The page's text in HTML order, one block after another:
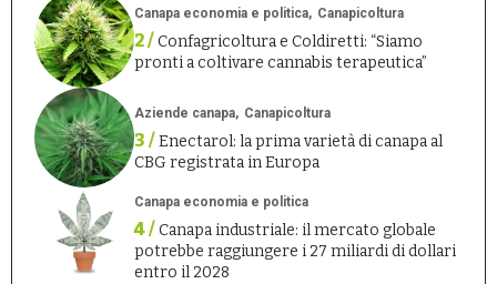
Canapa economia e politica Canapicoltura
2 /Confagricoltura e Coldiretti: “Siamo
pronti a coltivare cannabis terapeutica”
Aziende canapa Canapicoltura
3 /Enectarol: la prima varietà di canapa al
CBG registrata in Europa
Canapa economia e politica
4 /Canapa industriale: il mercato globale
potrebbe raggiungere i 27 miliardi di dollari
entro il 2028